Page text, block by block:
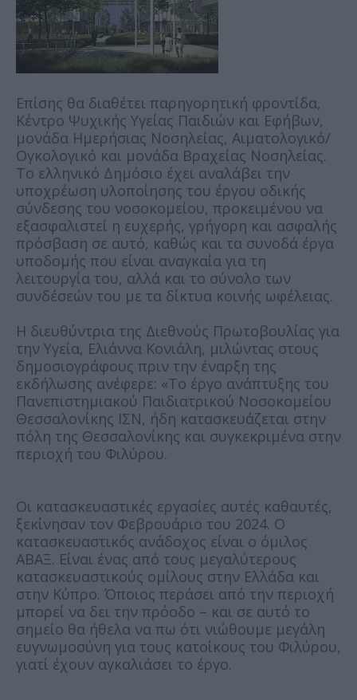
Επίσης θα διαθέτει παρηγορητική φροντίδα,
Κέντρο Ψυχικής Υγείας Παιδιών και Εφήβων,
μονάδα Ημερήσιας Νοσηλείας, Αιματολογικό/
Ογκολογικό και μονάδα Βραχείας Νοσηλείας.
Το ελληνικό Δημόσιο έχει αναλάβει την
υποχρέωση υλοποίησης του έργου οδικής
σύνδεσης του νοσοκομείου, προκειμένου να
εξασφαλιστεί η ευχερής, γρήγορη και ασφαλής
πρόσβαση σε αυτό, καθώς και τα συνοδά έργα
υποδομής που είναι αναγκαία για τη
λειτουργία του, αλλά και το σύνολο των
συνδέσεών του με τα δίκτυα κοινής ωφέλειας.
Η διευθύντρια της Διεθνούς Πρωτοβουλίας για
την Υγεία, Ελιάννα Κονιάλη, μιλώντας στους
δημοσιογράφους πριν την έναρξη της
εκδήλωσης ανέφερε: «Το έργο ανάπτυξης του
Πανεπιστημιακού Παιδιατρικού Νοσοκομείου
Θεσσαλονίκης ΙΣΝ, ήδη κατασκευάζεται στην
πόλη της Θεσσαλονίκης και συγκεκριμένα στην
περιοχή του Φιλύρου.
Οι κατασκευαστικές εργασίες αυτές καθαυτές,
ξεκίνησαν τον Φεβρουάριο του 2024. Ο
κατασκευαστικός ανάδοχος είναι ο όμιλος
ΑΒΑΞ. Είναι ένας από τους μεγαλύτερους
κατασκευαστικούς ομίλους στην Ελλάδα και
στην Κύπρο. Όποιος περάσει από την περιοχή
μπορεί να δει την πρόοδο – και σε αυτό το
σημείο θα ήθελα να πω ότι νιώθουμε μεγάλη
ευγνωμοσύνη για τους κατοίκους του Φιλύρου,
γιατί έχουν αγκαλιάσει το έργο.